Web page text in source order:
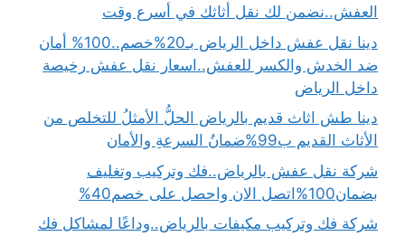
العفش..نضمن لك نقل أثاثك في أسرع وقت
دينا نقل عفش داخل الرياض بـ20%خصم..100% أمان
ضد الخدش والكسر للعفش..اسعار نقل عفش رخيصة
داخل الرياض
دينا طش اثاث قديم بالرياض الحلُّ الأمثلُ للتخلص من
الأثاث القديم ب99%ضمانُ السرعةِ والأمان
شركة نقل عفش بالرياض..فك وتركيب وتغليف
بضمان100%اتصل الان واحصل على خصم40%
شركة فك وتركيب مكيفات بالرياض..وداعًا لمشاكل فك